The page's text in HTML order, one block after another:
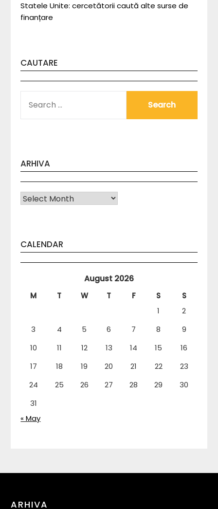
Statele Unite: cercetătorii caută alte surse de
finanțare
CAUTARE
FOR:
ARHIVA
Arhiva
CALENDAR
August 2026
M T W T F S
S
1
2
3
4 5 6 7 8
9
10
11 12 13 14 15
16
17
18 19 20 21 22
23
24
25 26 27 28 29
30
31
« May
ARHIVA